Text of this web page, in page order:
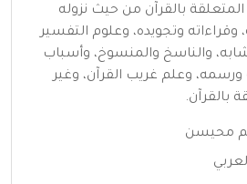
بالقرآن من حيث نزوله
وقراءاته وتجويده، وعلوم التفسير
والناسخ والمنسوخ، وأسباب
ورسمه، وعلم غريب القرآن، وغير
بالقرآن.
محيسن